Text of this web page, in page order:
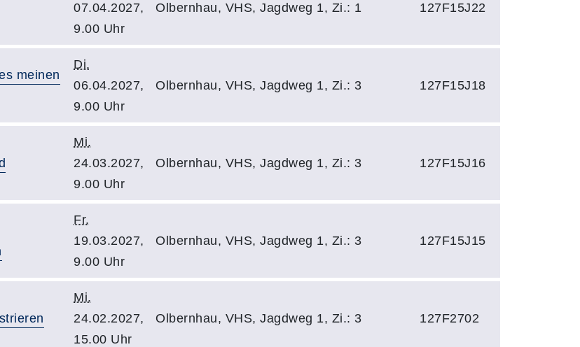
07.04.2027,
9.00 Uhr
Olbernhau, VHS, Jagdweg 1, Zi.: 1 127F15J22
meinen
Di.
06.04.2027,
9.00 Uhr
Olbernhau, VHS, Jagdweg 1, Zi.: 3 127F15J18
Mi.
24.03.2027,
9.00 Uhr
Olbernhau, VHS, Jagdweg 1, Zi.: 3 127F15J16
Fr.
19.03.2027,
9.00 Uhr
Olbernhau, VHS, Jagdweg 1, Zi.: 3 127F15J15
Mi.
24.02.2027,
15.00 Uhr
Olbernhau, VHS, Jagdweg 1, Zi.: 3 127F2702